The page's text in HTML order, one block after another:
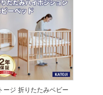
ージ 折りたたみベビー